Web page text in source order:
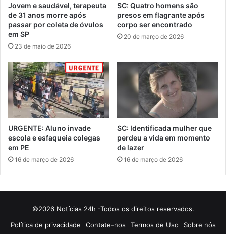
Jovem e saudável, terapeuta
de 31 anos morre após
passar por coleta de óvulos
em SP
23 de maio de 2026
SC: Quatro homens são
presos em flagrante após
corpo ser encontrado
20 de março de 2026
URGENTE: Aluno invade
escola e esfaqueia colegas
em PE
16 de março de 2026
SC: Identificada mulher que
perdeu a vida em momento
de lazer
16 de março de 2026
©2026 Notícias 24h -Todos os direitos reservados.
Política de privacidade
Contate-nos Termos de Uso Sobre nós